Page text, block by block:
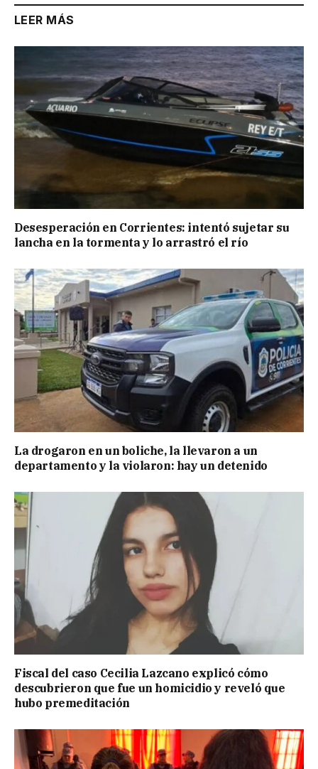
LEER MÁS
Desesperación en Corrientes: intentó sujetar su
lancha en la tormenta y lo arrastró el río
La drogaron en un boliche, la llevaron a un
departamento y la violaron: hay un detenido
Fiscal del caso Cecilia Lazcano explicó cómo
descubrieron que fue un homicidio y reveló que
hubo premeditación